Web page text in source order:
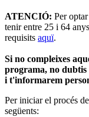
ATENCIÓ: Per
tenir entre 25 i 64
requisits aquï.
Si no compleixes
programa, no dubtis
i t'informarem
Per iniciar el procés
següents: